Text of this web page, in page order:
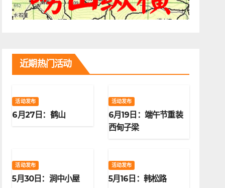
近期热门活动
活动发布
6月27日：鹤山
活动发布
6月19日：端午节重装
西甸子梁
活动发布
5月30日：涧中小屋
活动发布
5月16日：韩松路